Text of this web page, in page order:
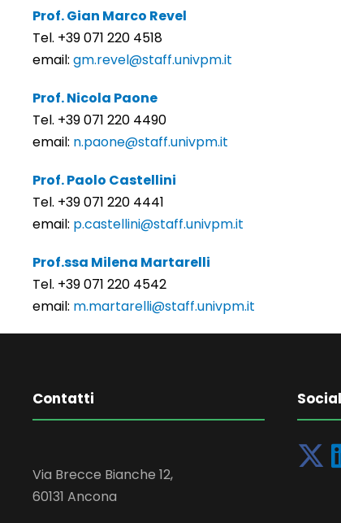
Prof. Gian Marco Revel
Tel. +39 071 220 4518
email: gm.revel@staff.univpm.it
Prof. Nicola Paone
Tel. +39 071 220 4490
email: n.paone@staff.univpm.it
Prof. Paolo Castellini
Tel. +39 071 220 4441
email: p.castellini@staff.univpm.it
Prof.ssa Milena Martarelli
Tel. +39 071 220 4542
email: m.martarelli@staff.univpm.it
Contatti
Via Brecce Bianche 12,
60131 Ancona
Social